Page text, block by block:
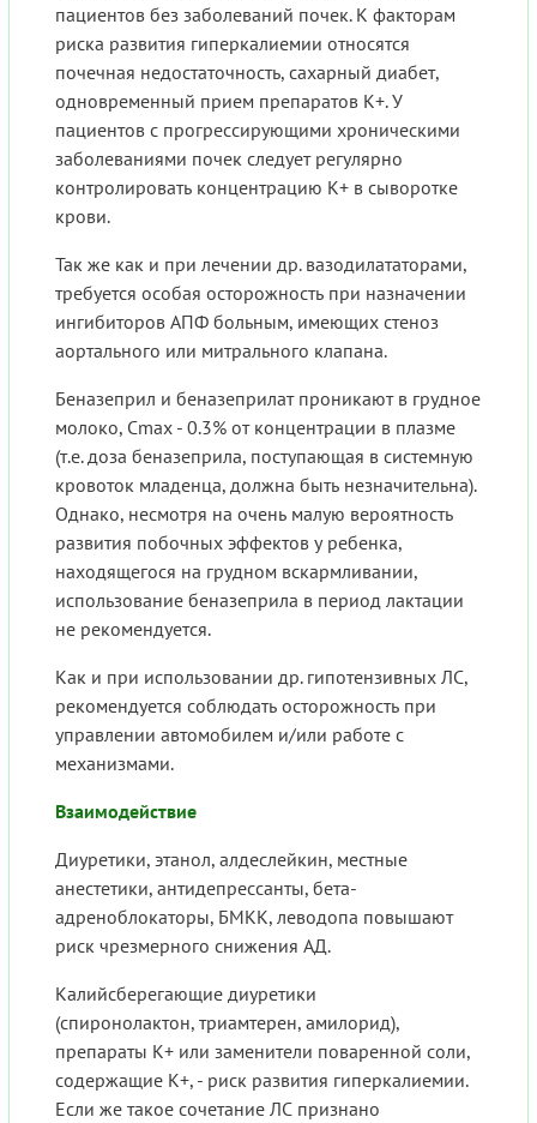
пациентов без заболеваний почек. К факторам
риска развития гиперкалиемии относятся
почечная недостаточность, сахарный диабет,
одновременный прием препаратов K+. У
пациентов с прогрессирующими хроническими
заболеваниями почек следует регулярно
контролировать концентрацию K+ в сыворотке
крови.
Так же как и при лечении др. вазодилататорами,
требуется особая осторожность при назначении
ингибиторов АПФ больным, имеющих стеноз
аортального или митрального клапана.
Беназеприл и беназеприлат проникают в грудное
молоко, Cmax - 0.3% от концентрации в плазме
(т.е. доза беназеприла, поступающая в системную
кровоток младенца, должна быть незначительна).
Однако, несмотря на очень малую вероятность
развития побочных эффектов у ребенка,
находящегося на грудном вскармливании,
использование беназеприла в период лактации
не рекомендуется.
Как и при использовании др. гипотензивных ЛС,
рекомендуется соблюдать осторожность при
управлении автомобилем и/или работе с
механизмами.
Взаимодействие
Диуретики, этанол, алдеслейкин, местные
анестетики, антидепрессанты, бета-
адреноблокаторы, БМКК, леводопа повышают
риск чрезмерного снижения АД.
Калийсберегающие диуретики
(спиронолактон, триамтерен, амилорид),
препараты K+ или заменители поваренной соли,
содержащие K+, - риск развития гиперкалиемии.
Если же такое сочетание ЛС признано